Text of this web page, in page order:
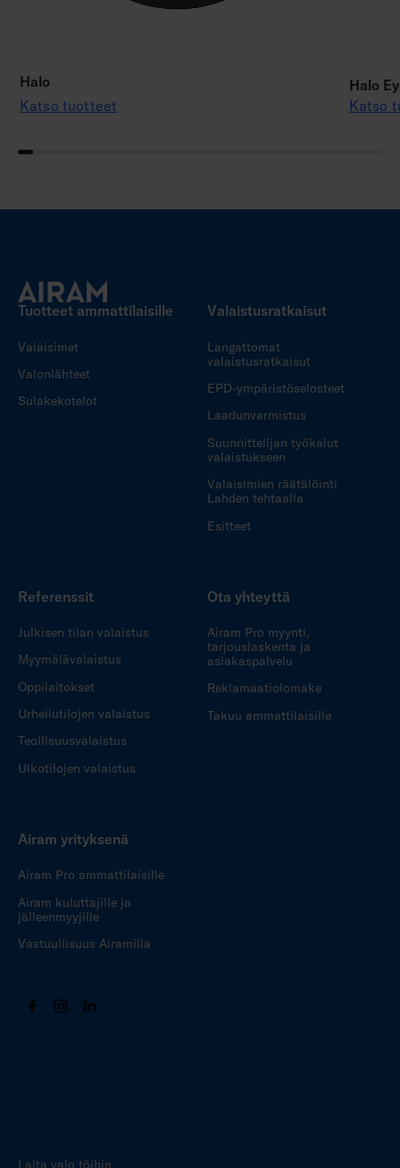
Halo
Katso tuotteet
Halo
Katso
Tuotteet ammattilaisille
Valaisimet
Valonlähteet
Sulakekotelot
Valaistusratkaisut
Langattomat
valaistusratkaisut
EPD-ympäristöselosteet
Laadunvarmistus
Suunnittelijan työkalut
valaistukseen
Valaisimien räätälöinti
Lahden tehtaalla
Esitteet
Referenssit
Julkisen tilan valaistus
Myymälävalaistus
Oppilaitokset
Urheilutilojen valaistus
Teollisuusvalaistus
Ulkotilojen valaistus
Ota yhteyttä
Airam Pro myynti,
tarjouslaskenta ja
asiakaspalvelu
Reklamaatiolomake
Takuu ammattilaisille
Airam yrityksenä
Airam Pro ammattilaisille
Airam kuluttajille ja
jälleenmyyjille
Vastuullisuus Airamilla
Laita valo töihin